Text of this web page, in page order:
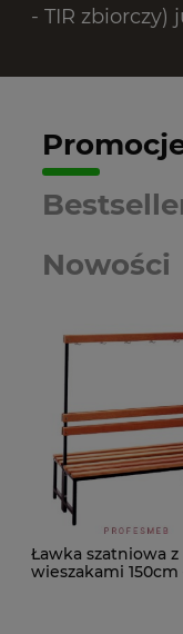
- TIR zbiorczy)
Nowości
Ławka szatniowa z
wieszakami 150cm